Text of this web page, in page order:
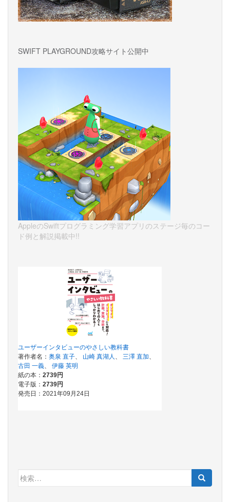
SWIFT PLAYGROUND攻略サイト公開中
AppleのSwiftプログラミング学習アプリのステージ毎のコー
ド例と解説掲載中!!
検
索: